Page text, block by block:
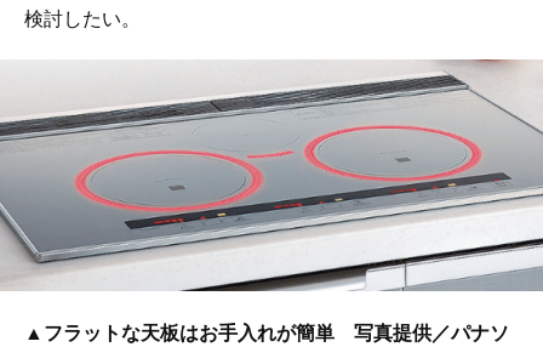
検討したい。
▲フラットな天板はお手入れが簡単 写真提供／パナソ